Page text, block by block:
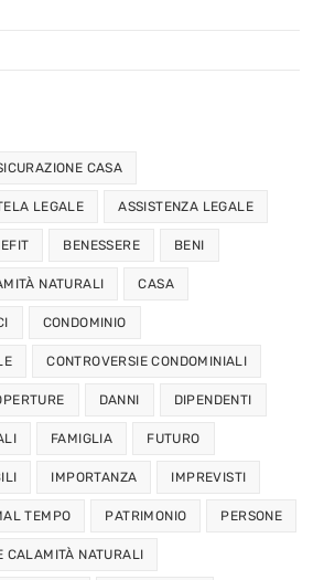
CASA
LEGALE ASSISTENZA LEGALE
BENESSERE BENI
NATURALI CASA
CONDOMINIO
CONTROVERSIE CONDOMINIALI
DANNI DIPENDENTI
FAMIGLIA FUTURO
IMPORTANZA IMPREVISTI
TEMPO PATRIMONIO PERSONE
CALAMITÀ NATURALI